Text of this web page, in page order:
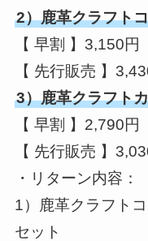
2）鹿革クラフト
【 早割 】3,150
【 先行販売 】
3）鹿革クラフト
【 早割 】2,790
【 先行販売 】
・リターン内容：
1）鹿革クラフト
セット